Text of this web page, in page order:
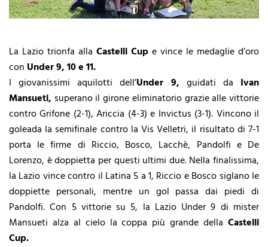
La Lazio trionfa alla Castelli Cup e vince le medaglie d’oro
con Under 9, 10 e 11.
I giovanissimi aquilotti dell’Under 9, guidati da Ivan
Mansueti, superano il girone eliminatorio grazie alle vittorie
contro Grifone (2-1), Ariccia (4-3) e Invictus (3-1). Vincono il
goleada la semifinale contro la Vis Velletri, il risultato di 7-1
porta le firme di Riccio, Bosco, Lacchè, Pandolfi e De
Lorenzo, è doppietta per questi ultimi due. Nella finalissima,
la Lazio vince contro il Latina 5 a 1, Riccio e Bosco siglano le
doppiette personali, mentre un gol passa dai piedi di
Pandolfi. Con 5 vittorie su 5, la Lazio Under 9 di mister
Mansueti alza al cielo la coppa più grande della Castelli
Cup.